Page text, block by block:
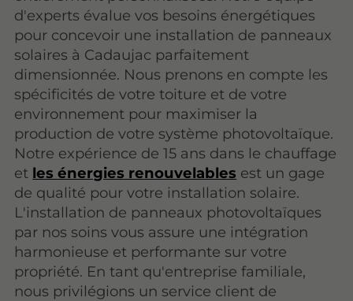
d'experts évalue vos besoins énergétiques
pour concevoir une installation de panneaux
solaires à Cadaujac parfaitement
dimensionnée. Nous prenons en compte les
spécificités de votre toiture et de votre
environnement pour maximiser la
production de votre système photovoltaïque.
Notre expérience de 15 ans dans le chauffage
et les énergies renouvelables est un gage
de qualité pour votre installation solaire.
L'installation de panneaux photovoltaïques
par nos soins vous assure une intégration
harmonieuse et performante sur votre
propriété. En tant qu'entreprise familiale,
nous privilégions un service client de